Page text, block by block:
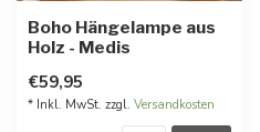
Boho Hängelampe aus
Holz - Medis
€59,95
* Inkl. MwSt. zzgl. Versandkosten